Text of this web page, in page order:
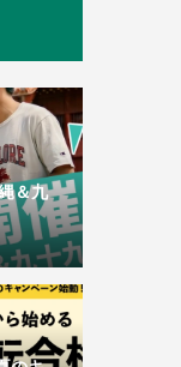
＆九